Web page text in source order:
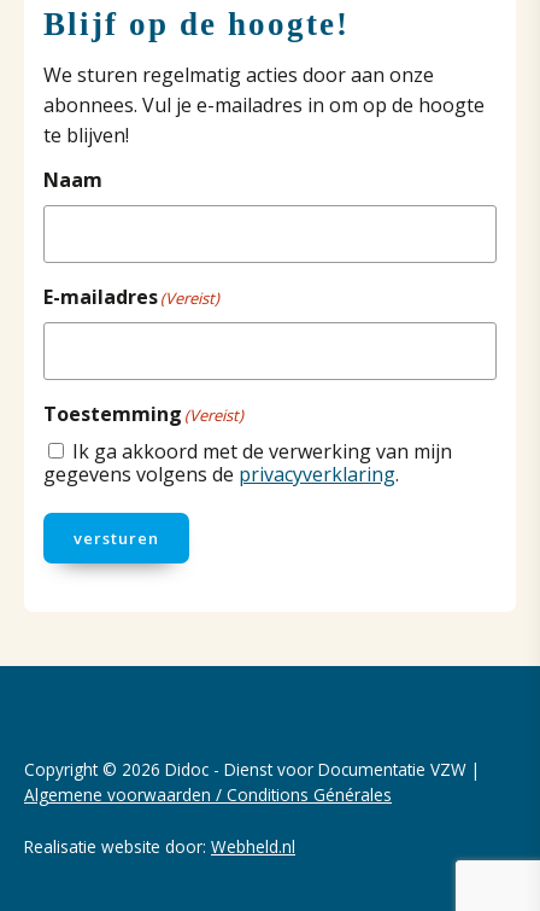
Blijf op de hoogte!
We sturen regelmatig acties door aan onze
abonnees. Vul je e-mailadres in om op de hoogte
te blijven!
Naam
E-mailadres(Vereist)
Toestemming (Vereist)
Ik ga akkoord met de verwerking van mijn
gegevens volgens de privacyverklaring.
versturen
Copyright © 2026 Didoc - Dienst voor Documentatie VZW |
Algemene voorwaarden / Conditions Générales
Realisatie website door: Webheld.nl